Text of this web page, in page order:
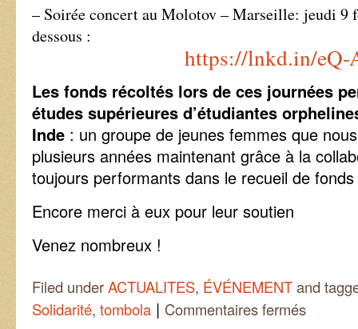
– Soirée concert au Molotov – Marseille: jeudi
dessous :
https://lnkd.in/
Les fonds récoltés lors de ces journées
études supérieures d’étudiantes
Inde : un groupe de jeunes femmes que
plusieurs années maintenant grâce à la
toujours performants dans le recueil de
Encore merci à eux pour leur soutien
Venez nombreux !
Filed underACTUALITES, ÉVÉNEMENTand
Solidarité, tombola | Commentaires fermés